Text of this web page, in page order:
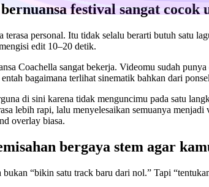
festival sangat
terasa personal. Itu tidak selalu berarti butuh satu
edit 10–20 detik.
Coachella sangat bekerja. Videomu sudah
bagaimana terlihat sinematik bahkan dari
di sini karena tidak menguncimu pada satu
lebih rapi, lalu menyelesaikan semuanya
overlay biasa.
bergaya stem agar
bukan “bikin satu track baru dari nol.” Tapi